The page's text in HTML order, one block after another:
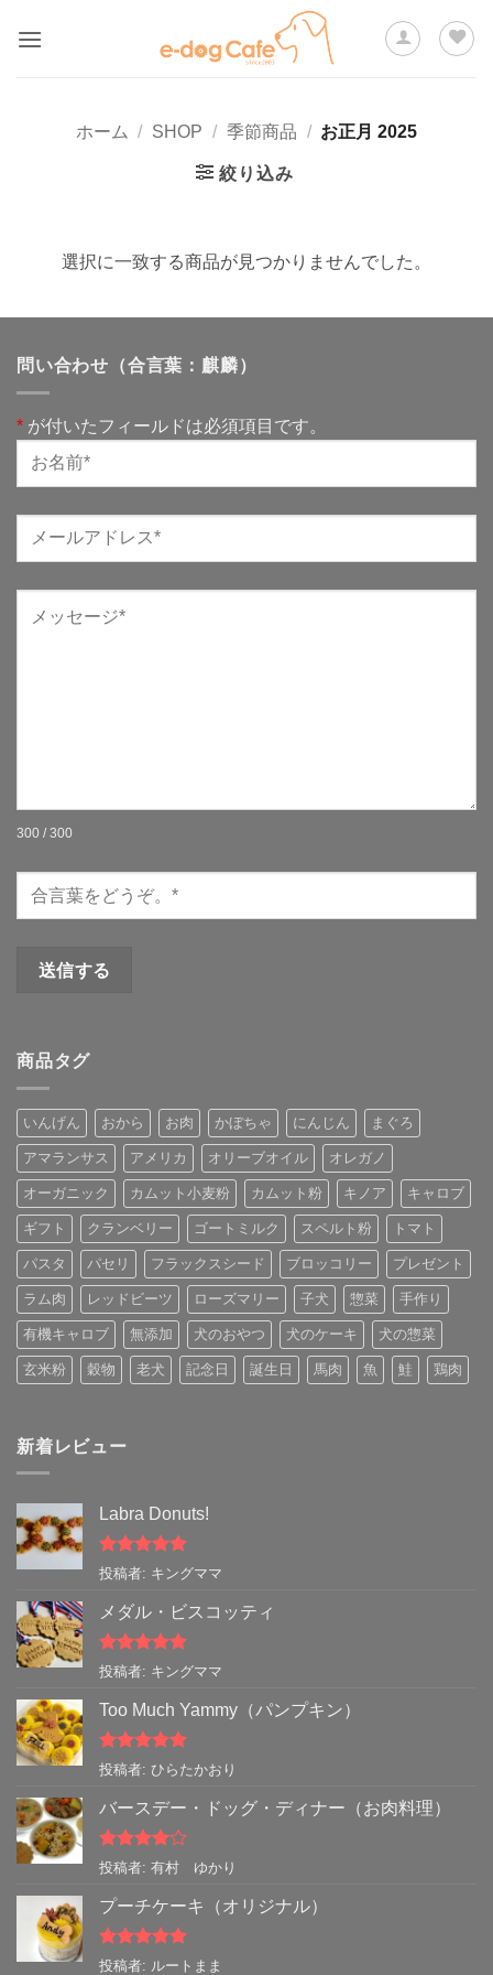
ホーム / SHOP / 季節商品 / お正月 2025
絞り込み
選択に一致する商品が見つかりませんでした。
問い合わせ（合言葉：麒麟）
* が付いたフィールドは必須項目です。
300 / 300
商品タグ
いんげん おから お肉 かぼちゃ にんじん まぐろ
アマランサス アメリカ オリーブオイル オレガノ
オーガニック カムット小麦粉 カムット粉 キノア キャロブ
ギフト クランベリー ゴートミルク スペルト粉 トマト
パスタ パセリ フラックスシード ブロッコリー プレゼント
ラム肉 レッドビーツ ローズマリー 子犬 惣菜 手作り
有機キャロブ 無添加 犬のおやつ 犬のケーキ 犬の惣菜
玄米粉 穀物 老犬 記念日 誕生日 馬肉 魚 鮭 鶏肉
新着レビュー
Labra Donuts!
5段階中5の
投稿者: キングママ
メダル・ビスコッティ
5段階中5の
投稿者: キングママ
Too Much Yammy（パンプキン）
5段階中5の
投稿者: ひらたかおり
バースデー・ドッグ・ディナー（お肉料理）
5段階中4
投稿者: 有村 ゆかり
プーチケーキ（オリジナル）
5段階中 5の
投稿者: ルートまま